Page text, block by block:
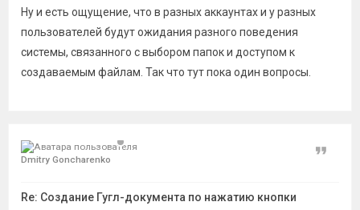
Ну и есть ощущение, что в разных аккаунтах и у разных
пользователей будут ожидания разного поведения
системы, связанного с выбором папок и доступом к
создаваемым файлам. Так что тут пока один вопросы.
Dmitry Goncharenko
Re: Создание Гугл-документа по нажатию кнопки
Цитата